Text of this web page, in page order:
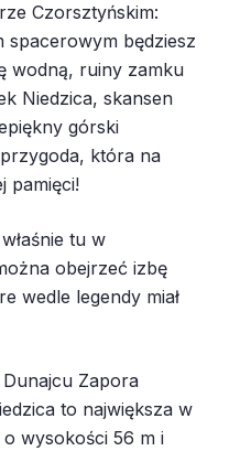
Czorsztyńskim:
spacerowym będziesz
wodną, ruiny zamku
Niedzica, skansen
górski
która na
pamięci!
tu w
obejrzeć izbę
wedle legendy miał
Zapora
to największa w
wysokości 56 m i